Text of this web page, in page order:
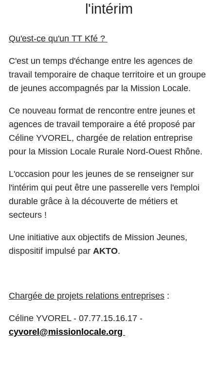
l'intérim
Qu'est-ce qu'un TT Kfé ?
C'est un temps d'échange entre les agences de
travail temporaire de chaque territoire et un groupe
de jeunes accompagnés par la Mission Locale.
Ce nouveau format de rencontre entre jeunes et
agences de travail temporaire a été proposé par
Céline YVOREL, chargée de relation entreprise
pour la Mission Locale Rurale Nord-Ouest Rhône.
L'occasion pour les jeunes de se renseigner sur
l'intérim qui peut être une passerelle vers l'emploi
durable grâce à la découverte de métiers et
secteurs !
Une initiative aux objectifs de Mission Jeunes,
dispositif impulsé par AKTO.
Chargée de projets relations entreprises :
Céline YVOREL - 07.77.15.16.17 -
cyvorel@missionlocale.org